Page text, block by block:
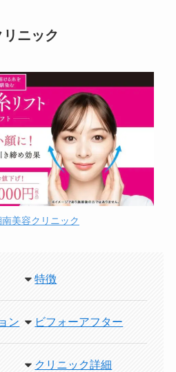
リニック
南美容クリニック
特徴
ン ビフォーアフター
クリニック詳細